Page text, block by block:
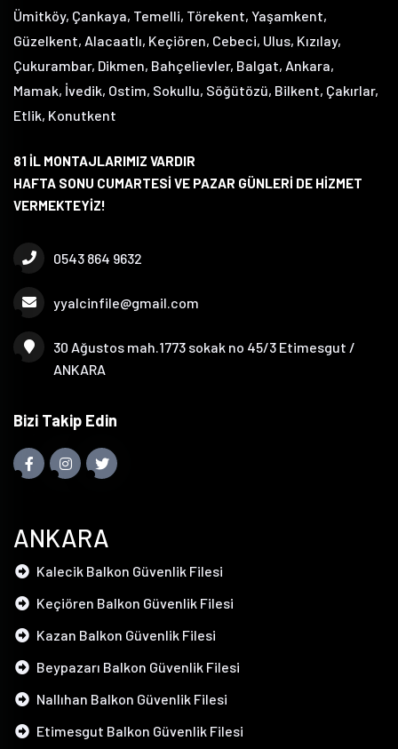
Ümitköy, Çankaya, Temelli, Törekent, Yaşamkent,
Güzelkent, Alacaatlı, Keçiören, Cebeci, Ulus, Kızılay,
Çukurambar, Dikmen, Bahçelievler, Balgat, Ankara,
Mamak, İvedik, Ostim, Sokullu, Söğütözü, Bilkent, Çakırlar,
Etlik, Konutkent
81 İL MONTAJLARIMIZ VARDIR
HAFTA SONU CUMARTESİ VE PAZAR GÜNLERİ DE HİZMET
VERMEKTEYİZ!
0543 864 9632
yyalcinfile@gmail.com
30 Ağustos mah.1773 sokak no 45/3 Etimesgut /
ANKARA
Bizi Takip Edin
ANKARA
Kalecik Balkon Güvenlik Filesi
Keçiören Balkon Güvenlik Filesi
Kazan Balkon Güvenlik Filesi
Beypazarı Balkon Güvenlik Filesi
Nallıhan Balkon Güvenlik Filesi
Etimesgut Balkon Güvenlik Filesi